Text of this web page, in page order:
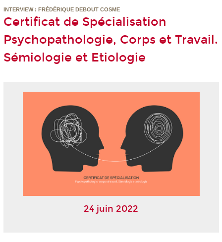
INTERVIEW : FRÉDÉRIQUE DEBOUT COSME
Certificat de Spécialisation
Psychopathologie, Corps et Travail.
Sémiologie et Etiologie
24 juin 2022